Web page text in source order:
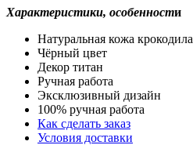
Характеристики, особенности
Натуральная кожа крокодила
Чёрный цвет
Декор титан
Ручная работа
Эксклюзивный дизайн
100% ручная работа
Как сделать заказ
Условия доставки